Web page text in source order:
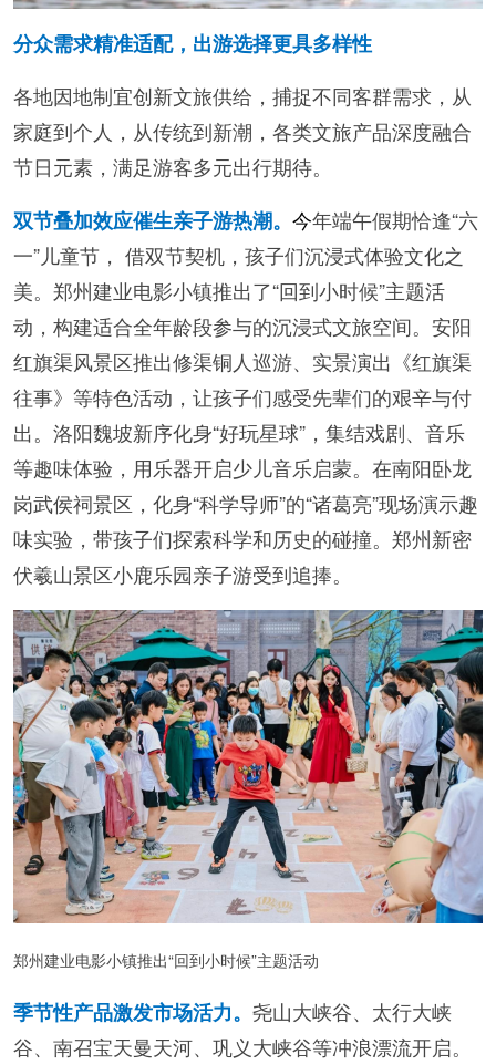
分众需求精准适配，出游选择更具多样性
各地因地制宜创新文旅供给，捕捉不同客群需求，从
家庭到个人，从传统到新潮，各类文旅产品深度融合
节日元素，满足游客多元出行期待。
双节叠加效应催生亲子游热潮。 今年端午假期恰逢“六
一”儿童节， 借双节契机，孩子们沉浸式体验文化之
美。郑州建业电影小镇推出了“回到小时候”主题活
动‌，构建适合全年龄段参与的沉浸式文旅空间‌。安阳
红旗渠风景区推出修渠铜人巡游、实景演出《红旗渠
往事》等特色活动，让孩子们感受先辈们的艰辛与付
出。洛阳魏坡新序化身“好玩星球”，集结戏剧、音乐
等趣味体验，用乐器开启少儿音乐启蒙。在南阳卧龙
岗武侯祠景区，化身“科学导师”的“诸葛亮”现场演示趣
味实验，带孩子们探索科学和历史的碰撞。郑州新密
伏羲山景区小鹿乐园亲子游受到追捧。
郑州建业电影小镇推出“回到小时候”主题活动‌
季节性产品激发市场活力。 尧山大峡谷、太行大峡
谷、南召宝天曼天河、巩义大峡谷等冲浪漂流开启。